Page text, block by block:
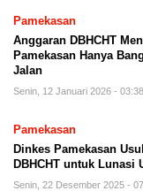
Pamekasan
Anggaran DBHCHT
Pamekasan Hanya
Jalan
Senin, 12 Januari 2026 -
Pamekasan
Dinkes Pamekasan
DBHCHT untuk Lunasi
Senin, 22 Desember 2025 -